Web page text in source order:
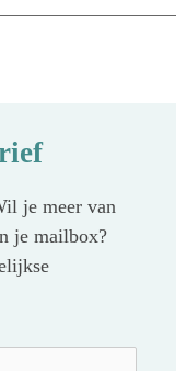
je meer van
je mailbox?